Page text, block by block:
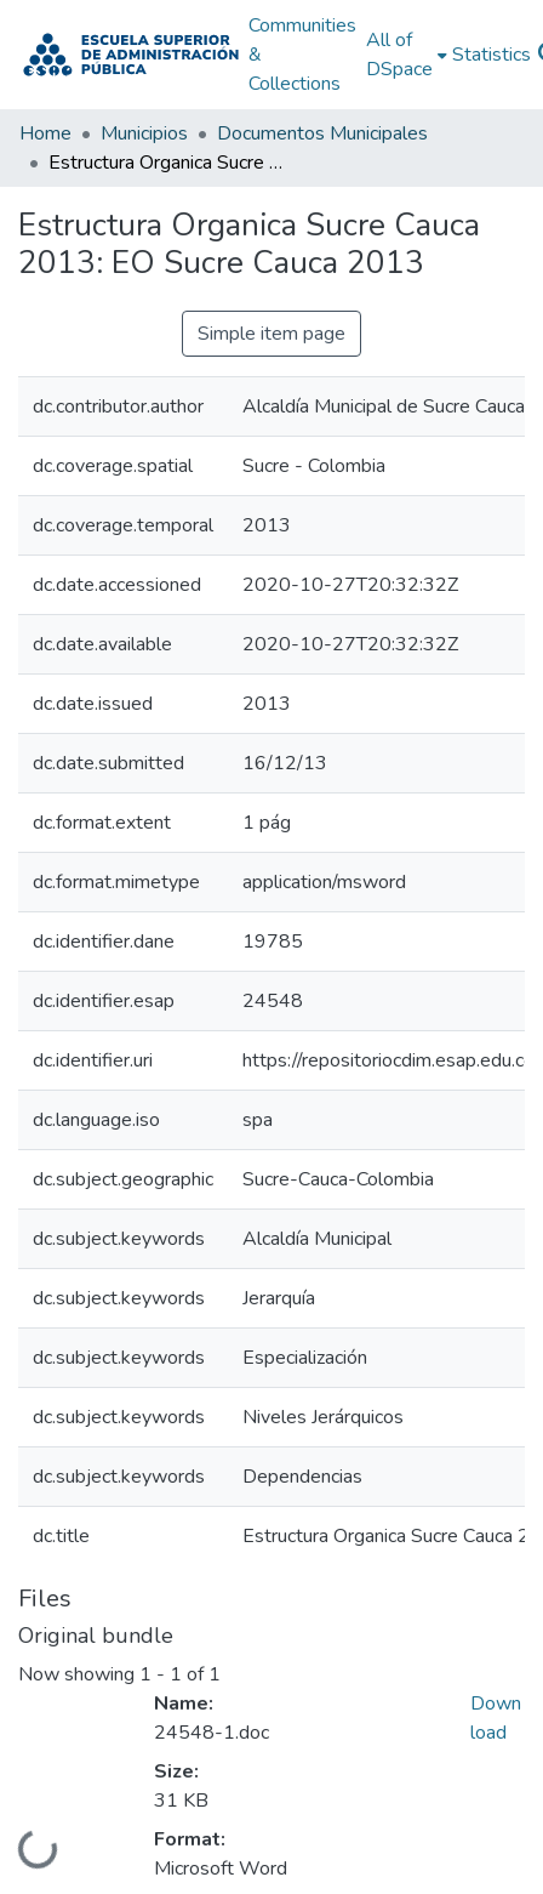
Communities
&
Collections
All of
DSpace
Statistics
Home Municipios
Documentos Municipales
Estructura Organica Sucre Cauca 2013: EO Sucre Cauca 2013
Estructura Organica Sucre Cauca
2013: EO Sucre Cauca 2013
Simple item page
dc.contributor.author Alcaldía Municipal de Sucre Cauca
dc.coverage.spatial Sucre - Colombia
dc.coverage.temporal 2013
dc.date.accessioned 2020-10-27T20:32:32Z
dc.date.available 2020-10-27T20:32:32Z
dc.date.issued 2013
dc.date.submitted 16/12/13
dc.format.extent 1 pág
dc.format.mimetype application/msword
dc.identifier.dane 19785
dc.identifier.esap 24548
dc.identifier.uri https://
dc.language.iso spa
dc.subject.geographic Sucre-Cauca-Colombia
dc.subject.keywords Alcaldía Municipal
dc.subject.keywords Jerarquía
dc.subject.keywords Especialización
dc.subject.keywords Niveles Jerárquicos
dc.subject.keywords Dependencias
dc.title Estructura Organica Sucre Cauca
Files
Original bundle
Now showing 1 - 1 of 1
Loading...
Name:
24548-1.doc
Size:
31 KB
Format:
Microsoft Word
Down
load